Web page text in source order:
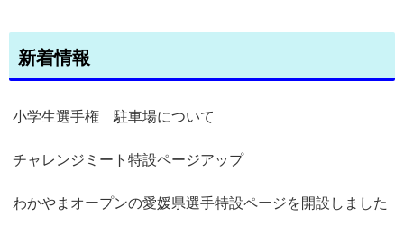
新着情報
小学生選手権 駐車場について
チャレンジミート特設ページアップ
わかやまオープンの愛媛県選手特設ページを開設しました